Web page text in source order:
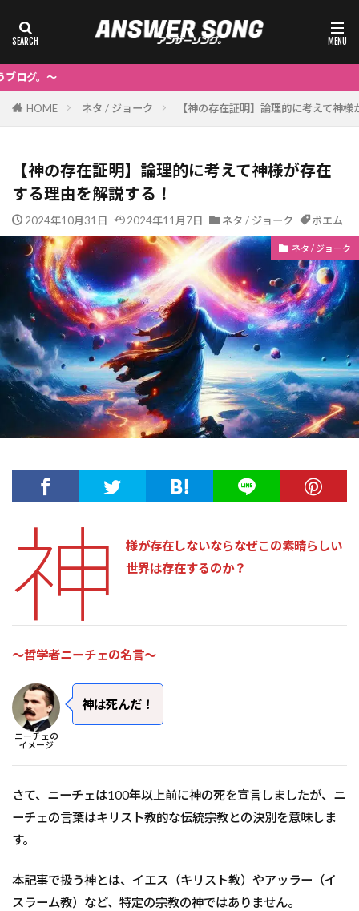
HOME ネタ / ジョーク 【神の存在証明】論理的に考えて神
【神の存在証明】論理的に考えて神様が存在
する理由を解説する！
2024年10月31日 2024年11月7日 ネタ / ジョーク ポエム
ネタ / ジョーク
神
様が存在しないならなぜこの素晴らしい
世界は存在するのか？
～哲学者ニーチェの名言～
ニーチェの
イメージ
神は死んだ！
さて、ニーチェは100年以上前に神の死を宣言しましたが、ニ
ーチェの言葉はキリスト教的な伝統宗教との決別を意味しま
す。
本記事で扱う神とは、イエス（キリスト教）やアッラー（イ
スラーム教）など、特定の宗教の神ではありません。